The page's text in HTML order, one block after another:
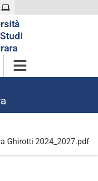
Ghirotti 2024_2027.pdf